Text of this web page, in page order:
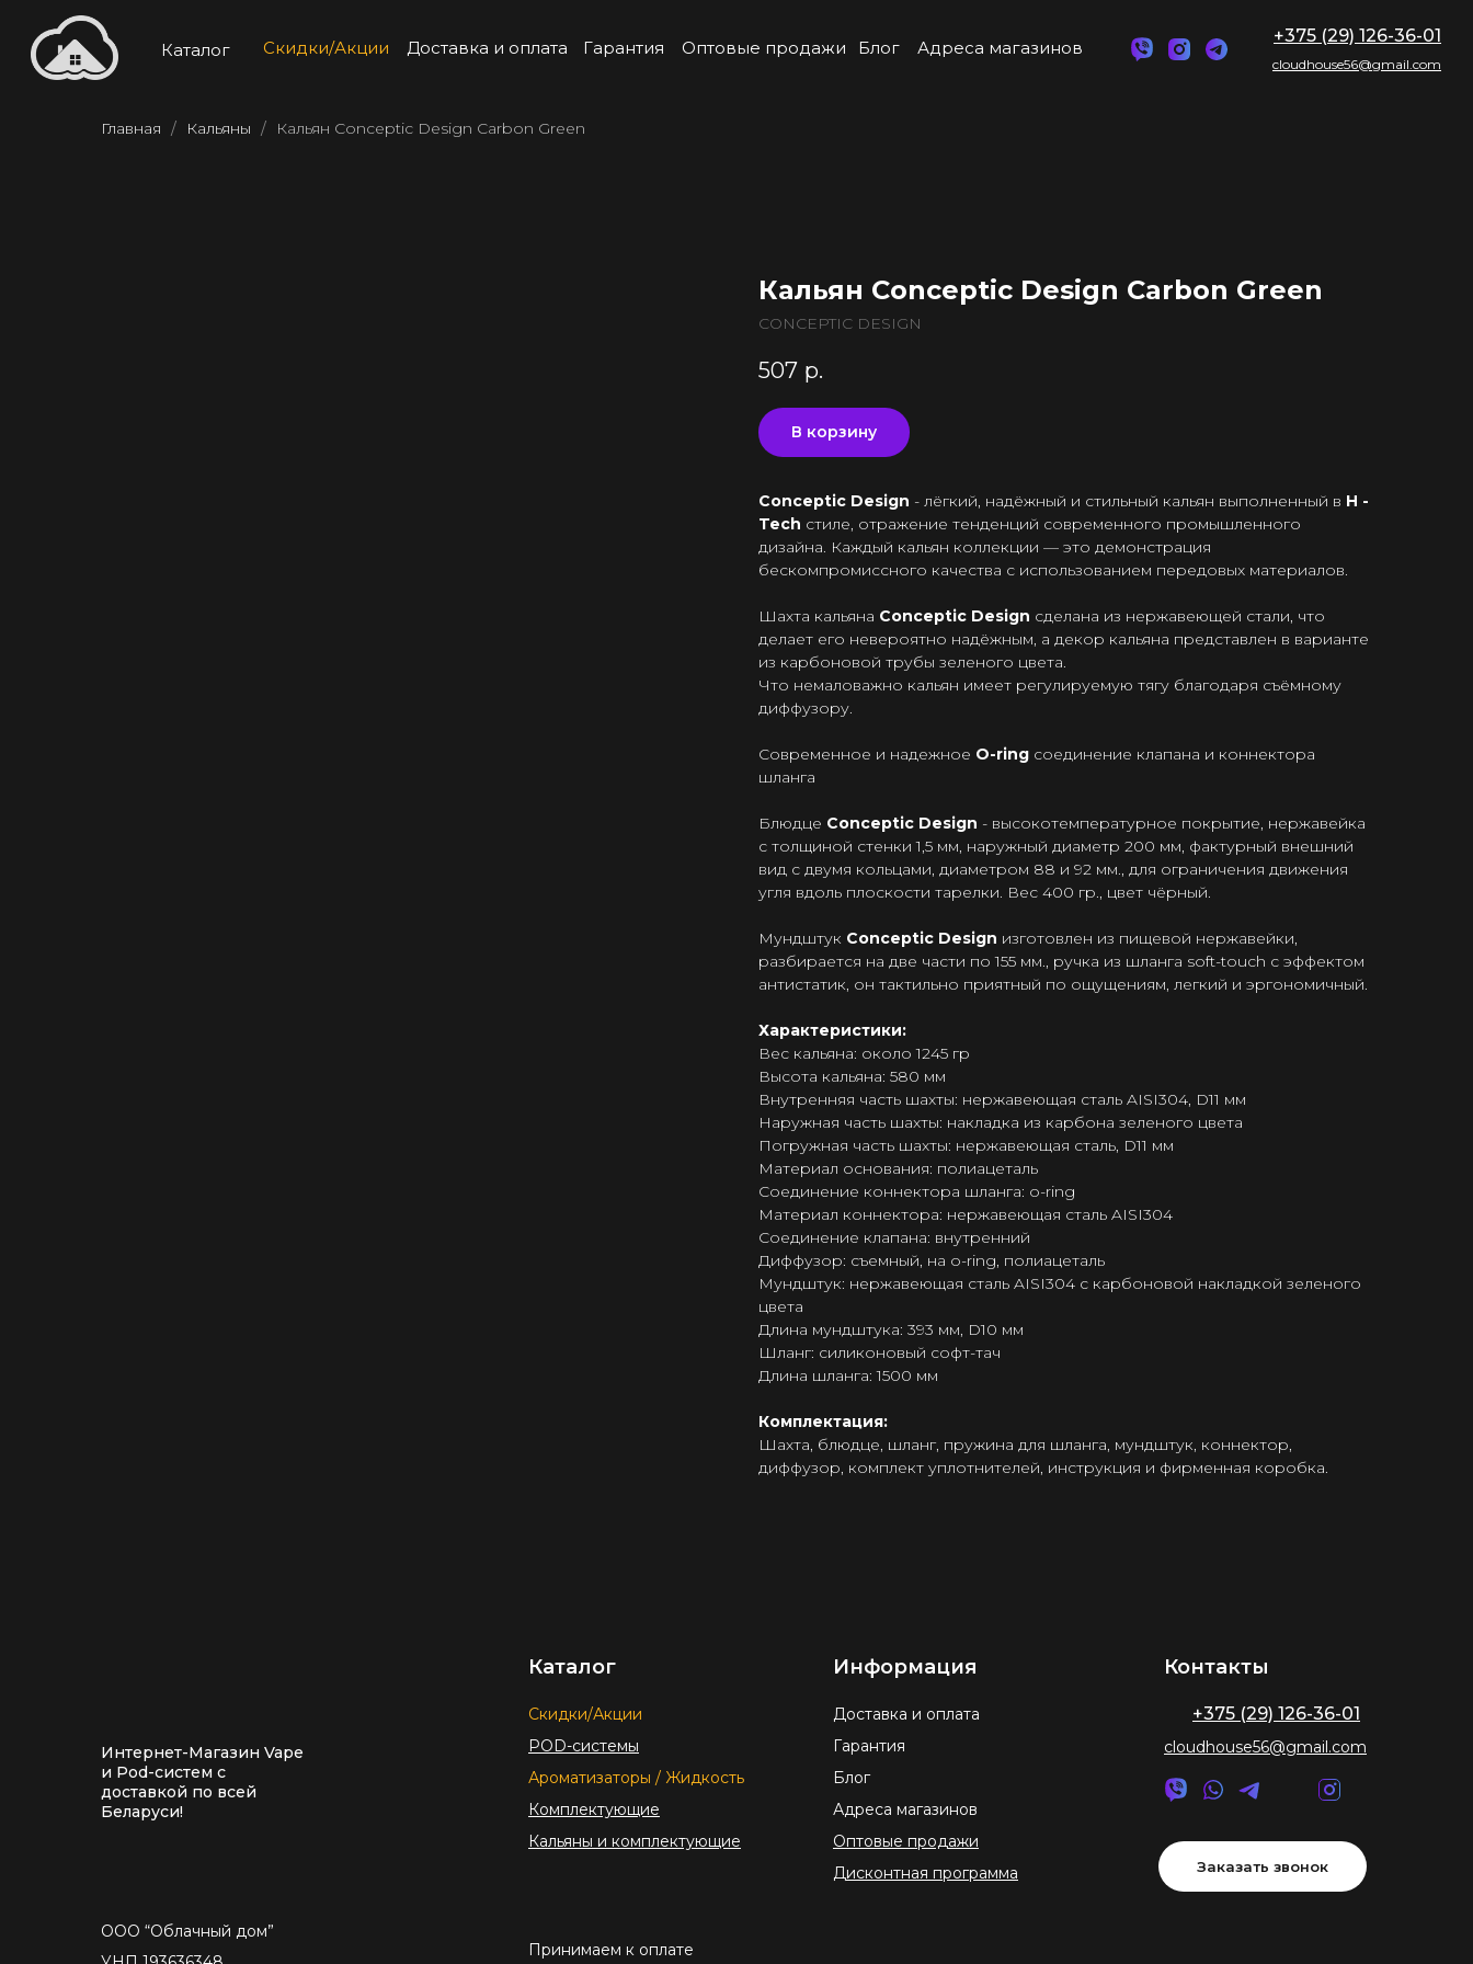
Каталог Скидки/Акции Доставка и оплата Гарантия Оптовые продажи Блог Адреса магазинов
+375 (29) 126-36-01
cloudhouse56@gmail.com
Главная Кальяны Кальян Conceptic Design Carbon Green
Кальян Conceptic Design Carbon Green
CONCEPTIC DESIGN
507 р.
В корзину
Сonceptic Design - лёгкий, надёжный и стильный кальян выполненный в H -
Tech стиле, отражение тенденций современного промышленного
дизайна. Каждый кальян коллекции — это демонстрация
бескомпромиссного качества с использованием передовых материалов.
Шахта кальяна Сonceptic Design сделана из нержавеющей стали, что
делает его невероятно надёжным, а декор кальяна представлен в варианте
из карбоновой трубы зеленого цвета.
Что немаловажно кальян имеет регулируемую тягу благодаря съёмному
диффузору.
Современное и надежное O-ring соединение клапана и коннектора
шланга
Блюдце Conceptic Design - высокотемпературное покрытие, нержавейка
с толщиной стенки 1,5 мм, наружный диаметр 200 мм, фактурный внешний
вид с двумя кольцами, диаметром 88 и 92 мм., для ограничения движения
угля вдоль плоскости тарелки. Вес 400 гр., цвет чёрный.
Мундштук Conceptic Design изготовлен из пищевой нержавейки,
разбирается на две части по 155 мм., ручка из шланга soft-touch с эффектом
антистатик, он тактильно приятный по ощущениям, легкий и эргономичный.
Характеристики:
Вес кальяна: около 1245 гр
Высота кальяна: 580 мм
Внутренняя часть шахты: нержавеющая сталь AISI304, D11 мм
Наружная часть шахты: накладка из карбона зеленого цвета
Погружная часть шахты: нержавеющая сталь, D11 мм
Материал основания: полиацеталь
Соединение коннектора шланга: o-ring
Материал коннектора: нержавеющая сталь AISI304
Соединение клапана: внутренний
Диффузор: съемный, на o-ring, полиацеталь
Мундштук: нержавеющая сталь AISI304 с карбоновой накладкой зеленого
цвета
Длина мундштука: 393 мм, D10 мм
Шланг: силиконовый софт-тач
Длина шланга: 1500 мм
Комплектация:
Шахта, блюдце, шланг, пружина для шланга, мундштук, коннектор,
диффузор, комплект уплотнителей, инструкция и фирменная коробка.
cloudhouse56@gmail.com
Кальяны и комплектующие
Оптовые продажи
Дисконтная программа
Комплектующие
POD-системы
+375 (29) 126-36-01
Адреса магазинов
Блог
Доставка и оплата
Гарантия
Скидки/Акции
Ароматизаторы / Жидкость
Принимаем к оплате
Каталог Информация Контакты
ООО “Облачный дом”
Интернет-Магазин Vape
и Pod-систем с
доставкой по всей
Беларуси!
Заказать звонок